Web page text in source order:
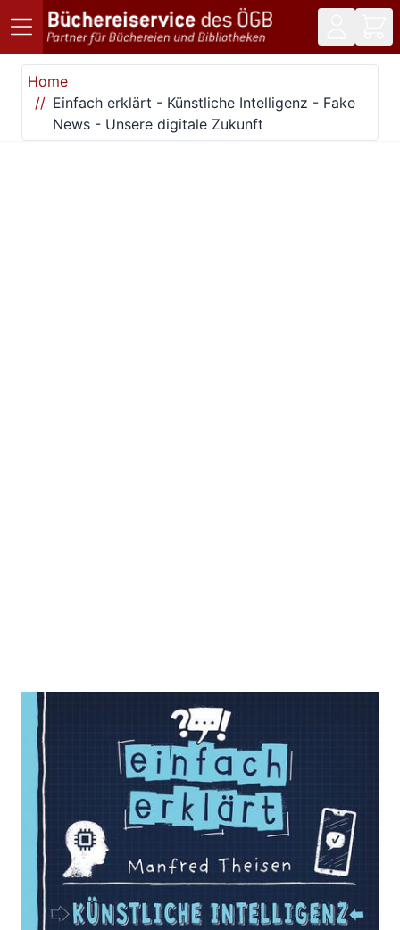
Direkt zum Inhalt
Home
Einfach erklärt - Künstliche Intelligenz - Fake
News - Unsere digitale Zukunft
Einfach erklärt - Künstliche
Intelligenz - Fake News - Unsere
digitale Zukunft
Zur Wunschliste hinzufügen
Leicht verständliches Sachbuch über Algorithmen
und Probleme digitaler Kommunikation - Für Kinder